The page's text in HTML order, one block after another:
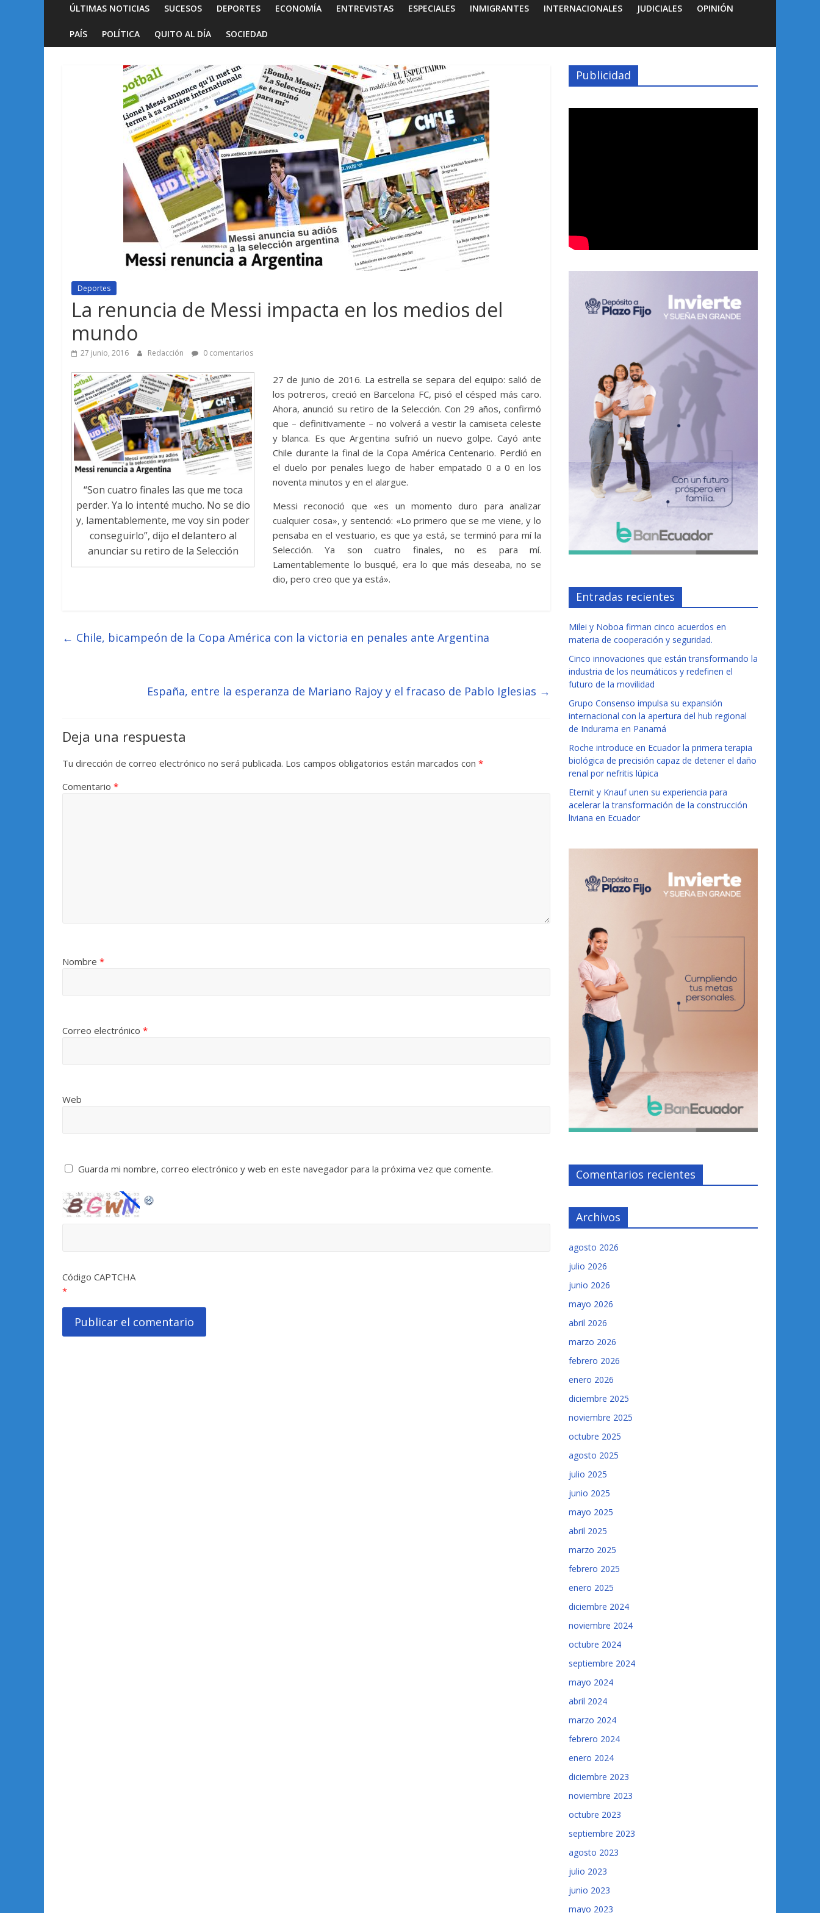
ÚLTIMAS NOTICIAS SUCESOS DEPORTES ECONOMÍA ENTREVISTAS ESPECIALES INMIGRANTES INTERNACIONALES JUDICIALES OPINIÓN
PAÍS POLÍTICA QUITO AL DÍA SOCIEDAD
Deportes
La renuncia de Messi impacta en los medios del
mundo
27 junio, 2016 Redacción 0 comentarios
“Son cuatro finales las que me toca
perder. Ya lo intenté mucho. No se dio
y, lamentablemente, me voy sin poder
conseguirlo”, dijo el delantero al
anunciar su retiro de la Selección
27 de junio de 2016. La estrella se separa del equipo: salió de
los potreros, creció en Barcelona FC, pisó el césped más caro.
Ahora, anunció su retiro de la Selección. Con 29 años, confirmó
que – definitivamente – no volverá a vestir la camiseta celeste
y blanca. Es que Argentina sufrió un nuevo golpe. Cayó ante
Chile durante la final de la Copa América Centenario. Perdió en
el duelo por penales luego de haber empatado 0 a 0 en los
noventa minutos y en el alargue.
Messi reconoció que «es un momento duro para analizar
cualquier cosa», y sentenció: «Lo primero que se me viene, y lo
pensaba en el vestuario, es que ya está, se terminó para mí la
Selección. Ya son cuatro finales, no es para mí.
Lamentablemente lo busqué, era lo que más deseaba, no se
dio, pero creo que ya está».
← Chile, bicampeón de la Copa América con la victoria en penales ante Argentina
España, entre la esperanza de Mariano Rajoy y el fracaso de Pablo Iglesias →
Deja una respuesta
Tu dirección de correo electrónico no será publicada. Los campos obligatorios están marcados con *
Comentario *
Nombre *
Correo electrónico *
Web
Guarda mi nombre, correo electrónico y web en este navegador para la próxima vez que comente.
Código CAPTCHA
*
Publicidad
Entradas recientes
Milei y Noboa firman cinco acuerdos en
materia de cooperación y seguridad.
Cinco innovaciones que están transformando la
industria de los neumáticos y redefinen el
futuro de la movilidad
Grupo Consenso impulsa su expansión
internacional con la apertura del hub regional
de Indurama en Panamá
Roche introduce en Ecuador la primera terapia
biológica de precisión capaz de detener el daño
renal por nefritis lúpica
Eternit y Knauf unen su experiencia para
acelerar la transformación de la construcción
liviana en Ecuador
Comentarios recientes
Archivos
agosto 2026
julio 2026
junio 2026
mayo 2026
abril 2026
marzo 2026
febrero 2026
enero 2026
diciembre 2025
noviembre 2025
octubre 2025
agosto 2025
julio 2025
junio 2025
mayo 2025
abril 2025
marzo 2025
febrero 2025
enero 2025
diciembre 2024
noviembre 2024
octubre 2024
septiembre 2024
mayo 2024
abril 2024
marzo 2024
febrero 2024
enero 2024
diciembre 2023
noviembre 2023
octubre 2023
septiembre 2023
agosto 2023
julio 2023
junio 2023
mayo 2023